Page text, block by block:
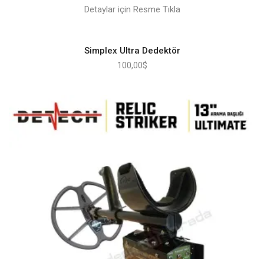
Detaylar için Resme Tıkla
Simplex Ultra Dedektör
100,00$